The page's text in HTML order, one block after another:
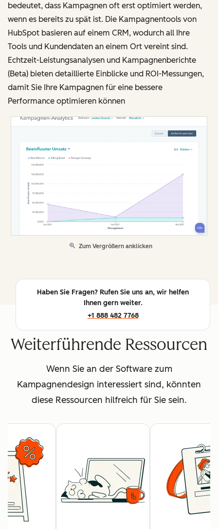
bedeutet, dass Kampagnen oft erst optimiert werden,
wenn es bereits zu spät ist. Die Kampagnentools von
HubSpot basieren auf einem CRM, wodurch all Ihre
Tools und Kundendaten an einem Ort vereint sind.
Echtzeit-Leistungsanalysen und Kampagnenberichte
(Beta) bieten detaillierte Einblicke und ROI-Messungen,
damit Sie Ihre Kampagnen für eine bessere
Performance optimieren können
Zum Vergrößern anklicken
Haben Sie Fragen? Rufen Sie uns an, wir helfen
Ihnen gern weiter.
+1 888 482 7768
Weiterführende Ressourcen
Wenn Sie an der Software zum
Kampagnendesign interessiert sind, könnten
diese Ressourcen hilfreich für Sie sein.